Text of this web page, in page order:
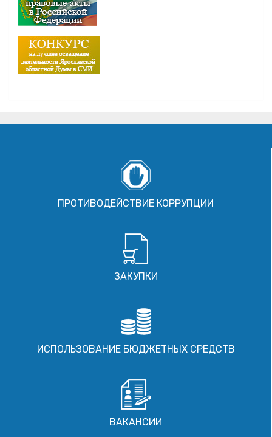
ПРОТИВОДЕЙСТВИЕ КОРРУПЦИИ
ЗАКУПКИ
ИСПОЛЬЗОВАНИЕ БЮДЖЕТНЫХ СРЕДСТВ
ВАКАНСИИ